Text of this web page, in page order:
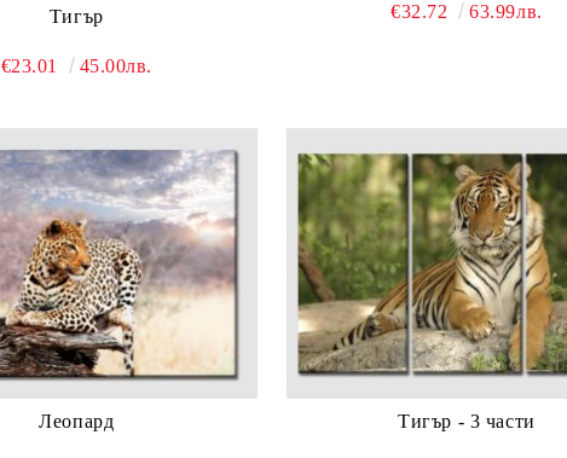
Тигър
€23.01 45.00лв.
€32.72 63.99лв.
Леопард Тигър - 3 части